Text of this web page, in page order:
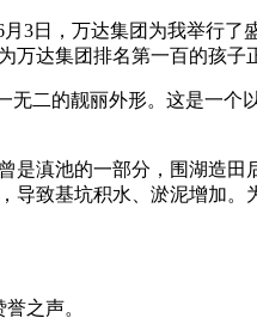
月3日，万达集团为我举行
万达集团排名第一百的孩子
无二的靓丽外形。这是
滇池的一部分，围湖造
致基坑积水、淤泥增加
之声。